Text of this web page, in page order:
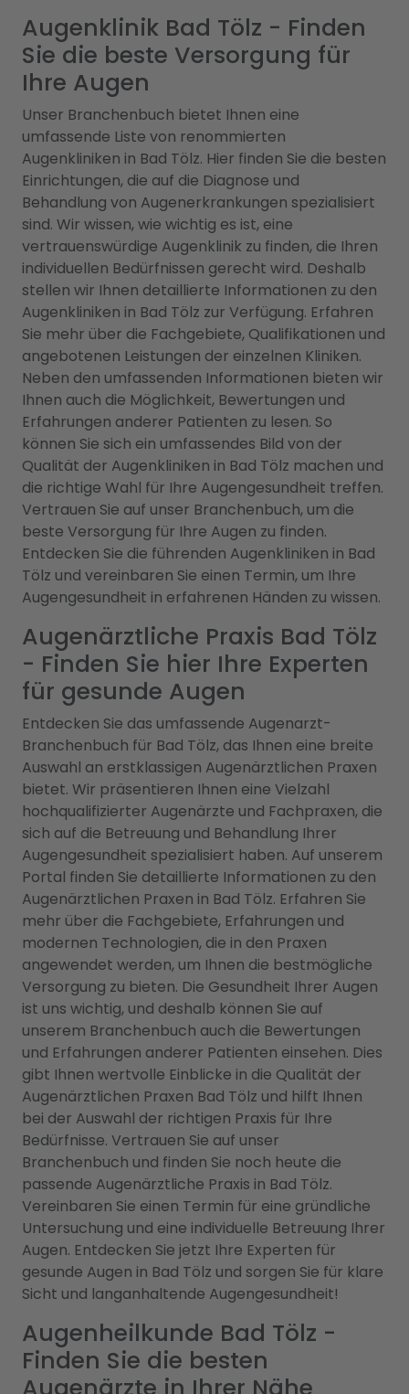
Augenklinik Bad Tölz - Finden
Sie die beste Versorgung für
Ihre Augen
Unser Branchenbuch bietet Ihnen eine
umfassende Liste von renommierten
Augenkliniken in Bad Tölz. Hier finden Sie die besten
Einrichtungen, die auf die Diagnose und
Behandlung von Augenerkrankungen spezialisiert
sind. Wir wissen, wie wichtig es ist, eine
vertrauenswürdige Augenklinik zu finden, die Ihren
individuellen Bedürfnissen gerecht wird. Deshalb
stellen wir Ihnen detaillierte Informationen zu den
Augenkliniken in Bad Tölz zur Verfügung. Erfahren
Sie mehr über die Fachgebiete, Qualifikationen und
angebotenen Leistungen der einzelnen Kliniken.
Neben den umfassenden Informationen bieten wir
Ihnen auch die Möglichkeit, Bewertungen und
Erfahrungen anderer Patienten zu lesen. So
können Sie sich ein umfassendes Bild von der
Qualität der Augenkliniken in Bad Tölz machen und
die richtige Wahl für Ihre Augengesundheit treffen.
Vertrauen Sie auf unser Branchenbuch, um die
beste Versorgung für Ihre Augen zu finden.
Entdecken Sie die führenden Augenkliniken in Bad
Tölz und vereinbaren Sie einen Termin, um Ihre
Augengesundheit in erfahrenen Händen zu wissen.
Augenärztliche Praxis Bad Tölz
- Finden Sie hier Ihre Experten
für gesunde Augen
Entdecken Sie das umfassende Augenarzt-
Branchenbuch für Bad Tölz, das Ihnen eine breite
Auswahl an erstklassigen Augenärztlichen Praxen
bietet. Wir präsentieren Ihnen eine Vielzahl
hochqualifizierter Augenärzte und Fachpraxen, die
sich auf die Betreuung und Behandlung Ihrer
Augengesundheit spezialisiert haben. Auf unserem
Portal finden Sie detaillierte Informationen zu den
Augenärztlichen Praxen in Bad Tölz. Erfahren Sie
mehr über die Fachgebiete, Erfahrungen und
modernen Technologien, die in den Praxen
angewendet werden, um Ihnen die bestmögliche
Versorgung zu bieten. Die Gesundheit Ihrer Augen
ist uns wichtig, und deshalb können Sie auf
unserem Branchenbuch auch die Bewertungen
und Erfahrungen anderer Patienten einsehen. Dies
gibt Ihnen wertvolle Einblicke in die Qualität der
Augenärztlichen Praxen Bad Tölz und hilft Ihnen
bei der Auswahl der richtigen Praxis für Ihre
Bedürfnisse. Vertrauen Sie auf unser
Branchenbuch und finden Sie noch heute die
passende Augenärztliche Praxis in Bad Tölz.
Vereinbaren Sie einen Termin für eine gründliche
Untersuchung und eine individuelle Betreuung Ihrer
Augen. Entdecken Sie jetzt Ihre Experten für
gesunde Augen in Bad Tölz und sorgen Sie für klare
Sicht und langanhaltende Augengesundheit!
Augenheilkunde Bad Tölz -
Finden Sie die besten